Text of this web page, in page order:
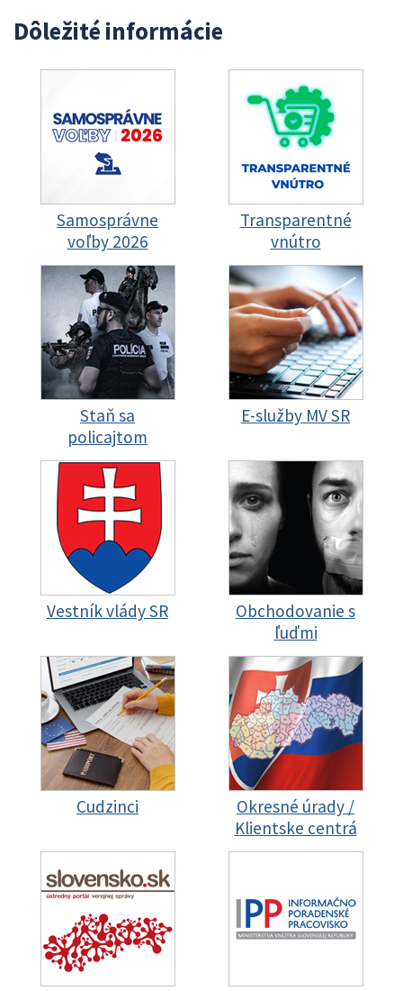
Dôležité informácie
Samosprávne
voľby 2026
Transparentné
vnútro
Staň sa
policajtom
E-služby MV SR
Vestník vlády SR
Obchodovanie s
ľuďmi
Cudzinci
Okresné úrady /
Klientske centrá